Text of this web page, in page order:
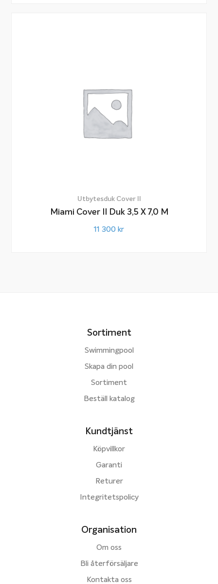
Utbytesduk Cover II
Miami Cover II Duk 3,5 X 7,0 M
11 300 kr
Sortiment
Swimmingpool
Skapa din pool
Sortiment
Beställ katalog
Kundtjänst
Köpvillkor
Garanti
Returer
Integritetspolicy
Organisation
Om oss
Bli återförsäljare
Kontakta oss